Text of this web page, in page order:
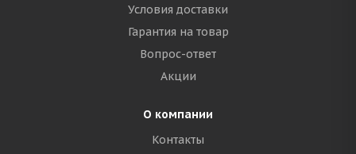
Условия доставки
Гарантия на товар
Вопрос-ответ
Акции
О компании
Контакты